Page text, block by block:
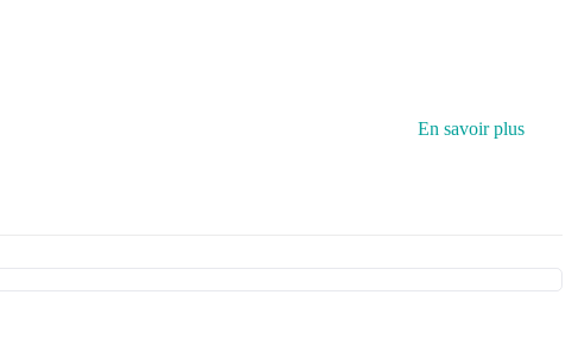
En savoir plus